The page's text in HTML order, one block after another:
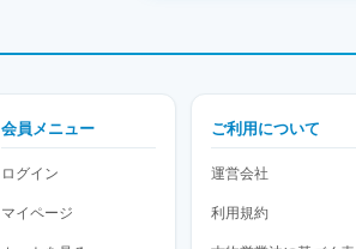
会員メニュー
ログイン
マイページ
ご利用について
運営会社
利用規約